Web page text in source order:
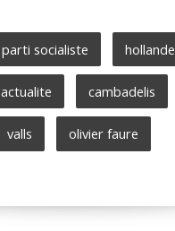
parti socialiste hollande
actualite cambadelis
valls olivier faure